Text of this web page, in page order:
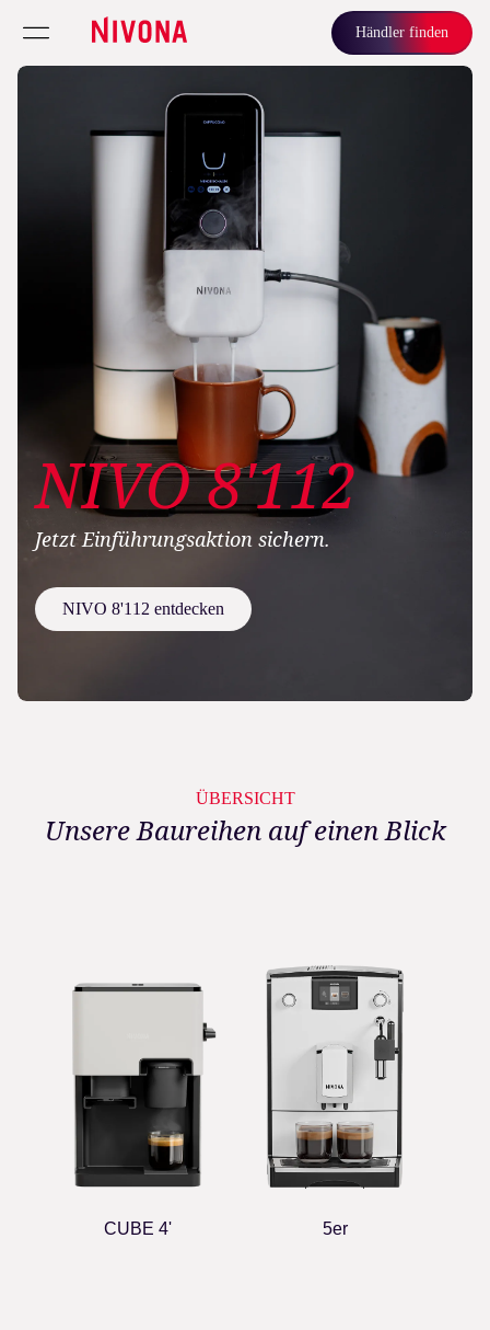
Händler finden
NIVO 8'112
Jetzt Einführungsaktion sichern.
NIVO 8'112 entdecken
ÜBERSICHT
Unsere Baureihen auf einen Blick
CUBE 4' 5er